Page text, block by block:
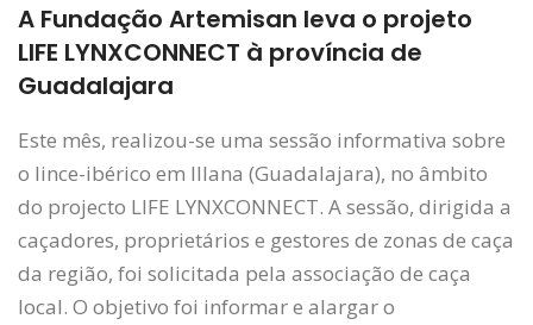
A Fundação Artemisan leva o projeto
LIFE LYNXCONNECT à província de
Guadalajara
Este mês, realizou-se uma sessão informativa sobre
o lince-ibérico em Illana (Guadalajara), no âmbito
do projecto LIFE LYNXCONNECT. A sessão, dirigida a
caçadores, proprietários e gestores de zonas de caça
da região, foi solicitada pela associação de caça
local. O objetivo foi informar e alargar o